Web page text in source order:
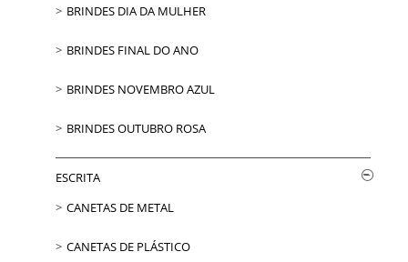
BRINDES DIA DA MULHER
BRINDES FINAL DO ANO
BRINDES NOVEMBRO AZUL
BRINDES OUTUBRO ROSA
ESCRITA
CANETAS DE METAL
CANETAS DE PLÁSTICO